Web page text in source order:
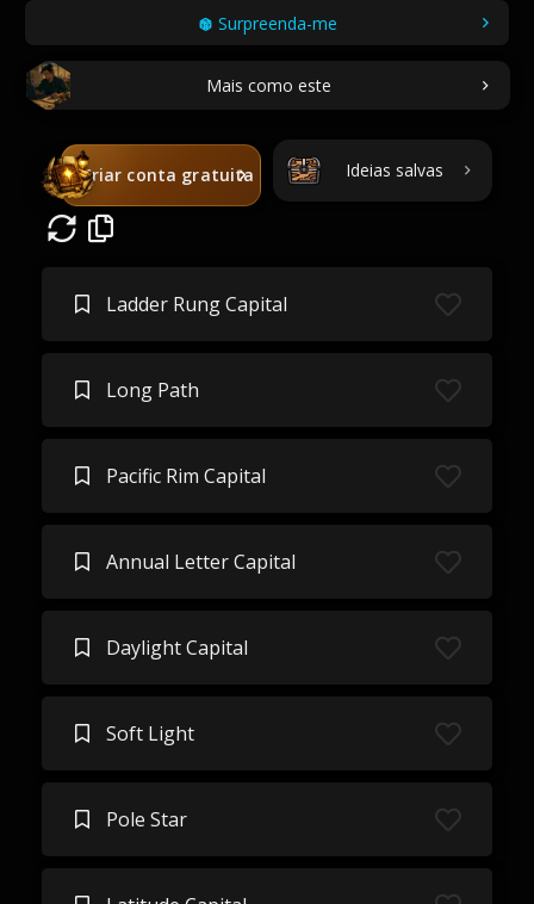
Surpreenda-me
Mais como este
Criar conta gratuita Ideias salvas
Ladder Rung Capital
Long Path
Pacific Rim Capital
Annual Letter Capital
Daylight Capital
Soft Light
Pole Star